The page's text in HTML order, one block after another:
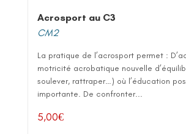
Acrosport au C3
CM2
La pratique de l’acrosport permet :
motricité acrobatique nouvelle
soulever, rattraper…) où l’éducation
importante. De confronter...
5,00€